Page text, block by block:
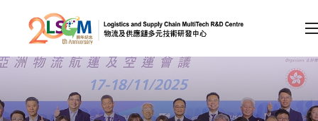
跳到内容（按回车键）
会员登录
A A EN 繁 简